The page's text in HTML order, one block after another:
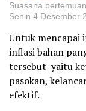
Suasana
Senin 4 Desember
Untuk mencapai
inflasi bahan
tersebut yaitu
pasokan,
efektif.